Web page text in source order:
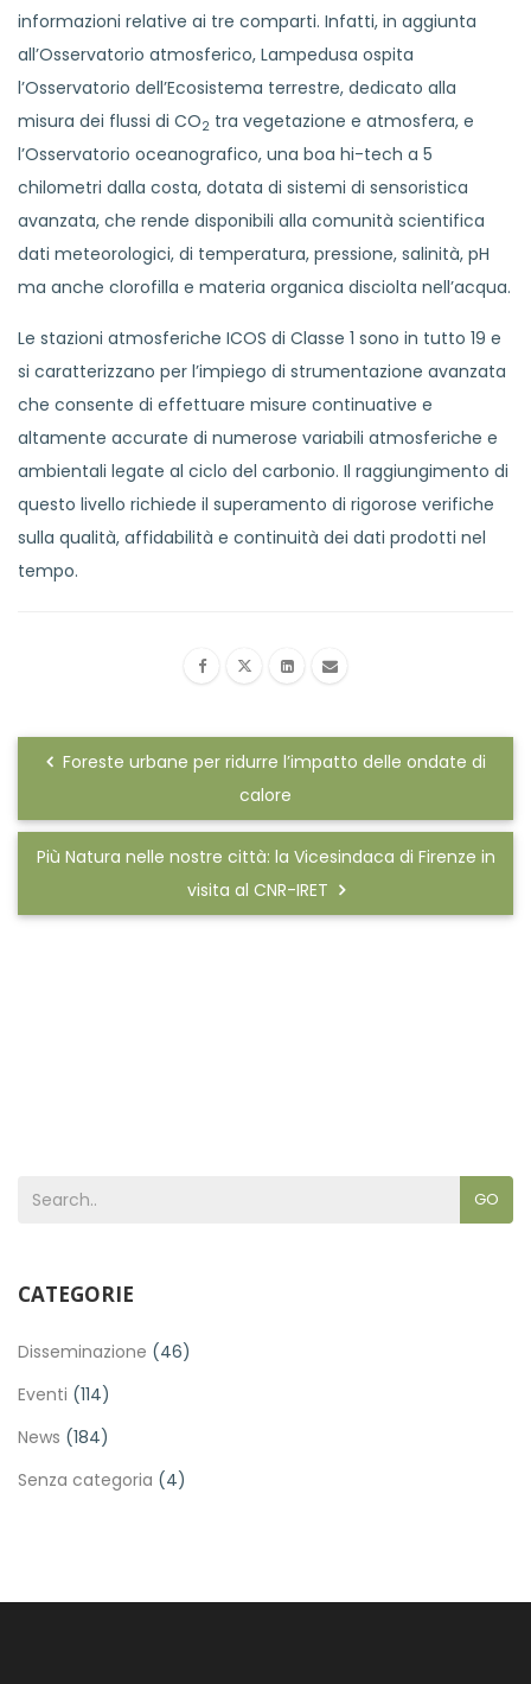
informazioni relative ai tre comparti. Infatti, in aggiunta
all’Osservatorio atmosferico, Lampedusa ospita
l’Osservatorio dell’Ecosistema terrestre, dedicato alla
misura dei flussi di CO2 tra vegetazione e atmosfera, e
l’Osservatorio oceanografico, una boa hi-tech a 5
chilometri dalla costa, dotata di sistemi di sensoristica
avanzata, che rende disponibili alla comunità scientifica
dati meteorologici, di temperatura, pressione, salinità, pH
ma anche clorofilla e materia organica disciolta nell’acqua.
Le stazioni atmosferiche ICOS di Classe 1 sono in tutto 19 e
si caratterizzano per l’impiego di strumentazione avanzata
che consente di effettuare misure continuative e
altamente accurate di numerose variabili atmosferiche e
ambientali legate al ciclo del carbonio. Il raggiungimento di
questo livello richiede il superamento di rigorose verifiche
sulla qualità, affidabilità e continuità dei dati prodotti nel
tempo.
Foreste urbane per ridurre l’impatto delle ondate di
calore
Più Natura nelle nostre città: la Vicesindaca di Firenze in
visita al CNR-IRET
GO
CATEGORIE
Disseminazione (46)
Eventi (114)
News (184)
Senza categoria (4)